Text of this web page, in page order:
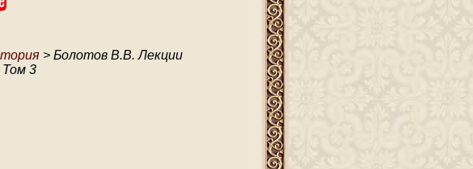
> Болотов В.В. Лекции
Том 3